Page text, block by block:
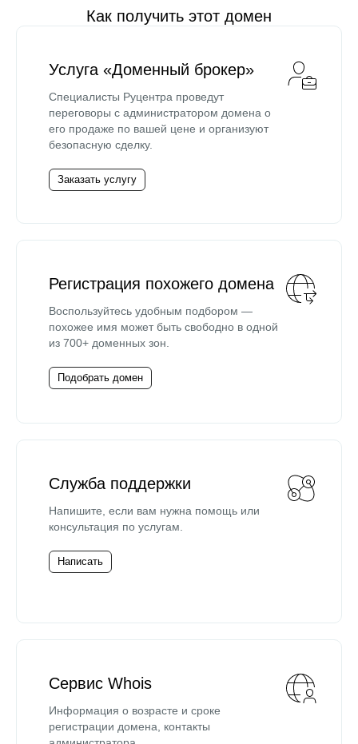
Как получить этот домен
Услуга «Доменный брокер»
Специалисты Руцентра проведут
переговоры с администратором домена о
его продаже по вашей цене и организуют
безопасную сделку.
Заказать услугу
Регистрация похожего домена
Воспользуйтесь удобным подбором —
похожее имя может быть свободно в одной
из 700+ доменных зон.
Подобрать домен
Служба поддержки
Напишите, если вам нужна помощь или
консультация по услугам.
Написать
Сервис Whois
Информация о возрасте и сроке
регистрации домена, контакты